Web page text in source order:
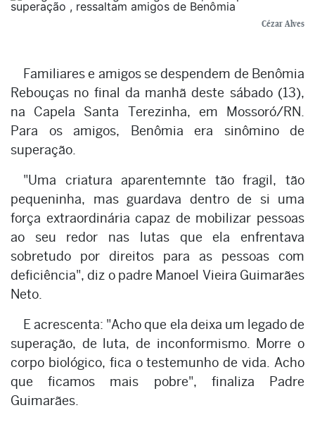
Cézar Alves
Familiares e amigos se despendem de Benômia
Rebouças no final da manhã deste sábado (13),
na Capela Santa Terezinha, em Mossoró/RN.
Para os amigos, Benômia era sinômino de
superação.
"Uma criatura aparentemnte tão fragil, tão
pequeninha, mas guardava dentro de si uma
força extraordinária capaz de mobilizar pessoas
ao seu redor nas lutas que ela enfrentava
sobretudo por direitos para as pessoas com
deficiência", diz o padre Manoel Vieira Guimarães
Neto.
E acrescenta: "Acho que ela deixa um legado de
superação, de luta, de inconformismo. Morre o
corpo biológico, fica o testemunho de vida. Acho
que ficamos mais pobre", finaliza Padre
Guimarães.